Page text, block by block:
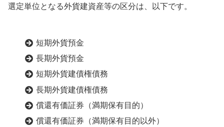
選定単位となる外貨建資産等の区分は、以下です。
短期外貨預金
長期外貨預金
短期外貨建債権債務
長期外貨建債権債務
償還有価証券（満期保有目的）
償還有価証券（満期保有目的以外）